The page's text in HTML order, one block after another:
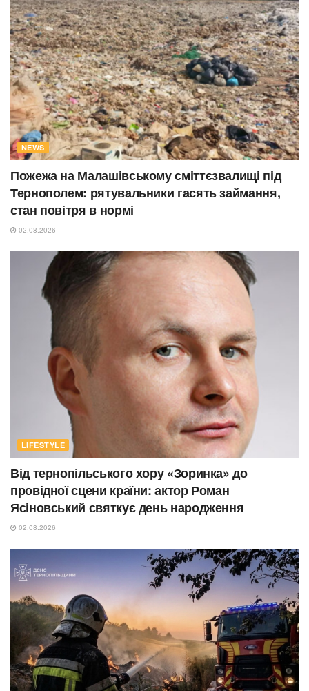
NEWS
Пожежа на Малашівському сміттєзвалищі під
Тернополем: рятувальники гасять займання,
стан повітря в нормі
02.08.2026
LIFESTYLE
Від тернопільського хору «Зоринка» до
провідної сцени країни: актор Роман
Ясіновський святкує день народження
02.08.2026